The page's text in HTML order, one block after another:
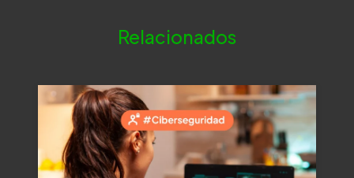
Relacionados